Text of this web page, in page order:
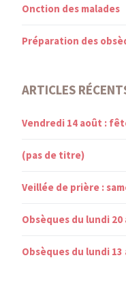
Onction des malades
Préparation des
ARTICLES
Vendredi 14 août :
(pas de titre)
Veillée de prière :
Obsèques du lundi
Obsèques du lundi